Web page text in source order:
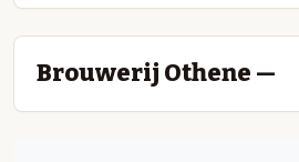
Brouwerij Othene —